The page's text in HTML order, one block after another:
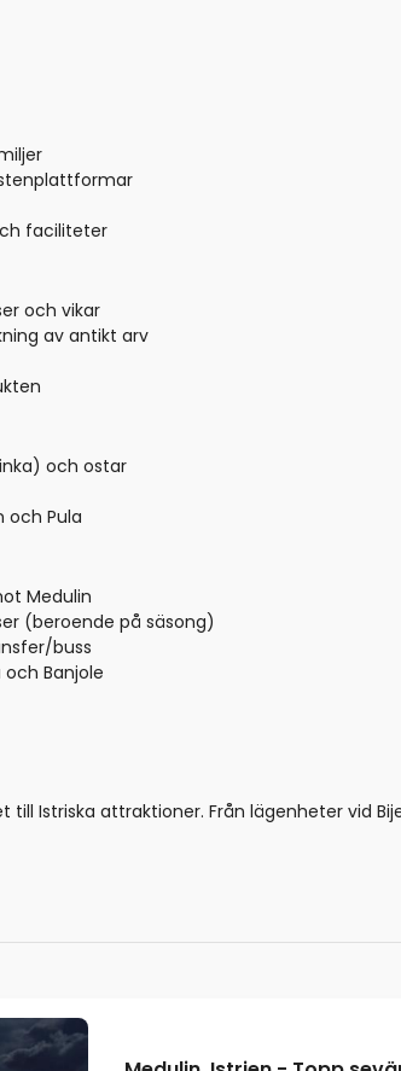
faciliteter
och vikar
av antikt arv
och ostar
och Pula
Medulin
(beroende på säsong)
buss
Banjole
Istriska attraktioner. Från lägenheter vid